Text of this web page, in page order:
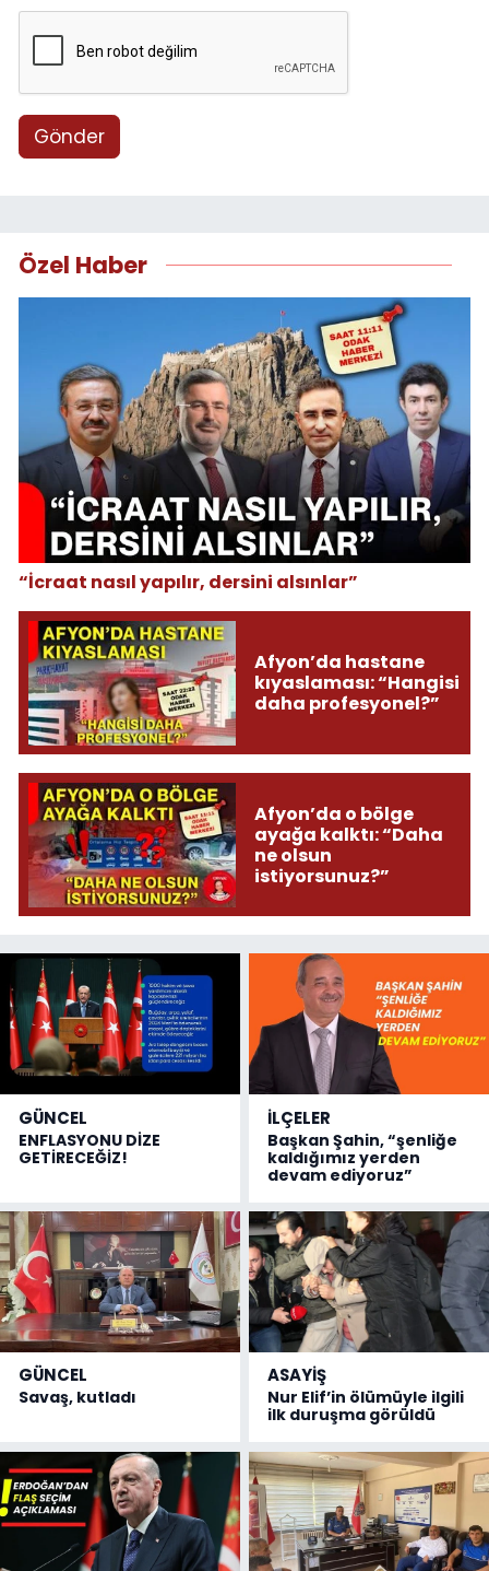
Gönder
Özel Haber
“İcraat nasıl yapılır, dersini alsınlar”
Afyon’da hastane
kıyaslaması: “Hangisi
daha profesyonel?”
Afyon’da o bölge
ayağa kalktı: “Daha
ne olsun
istiyorsunuz?”
GÜNCEL
ENFLASYONU DİZE
GETİRECEĞİZ!
İLÇELER
Başkan Şahin, “şenliğe
kaldığımız yerden
devam ediyoruz”
GÜNCEL
Savaş, kutladı
ASAYİŞ
Nur Elif’in ölümüyle ilgili
ilk duruşma görüldü